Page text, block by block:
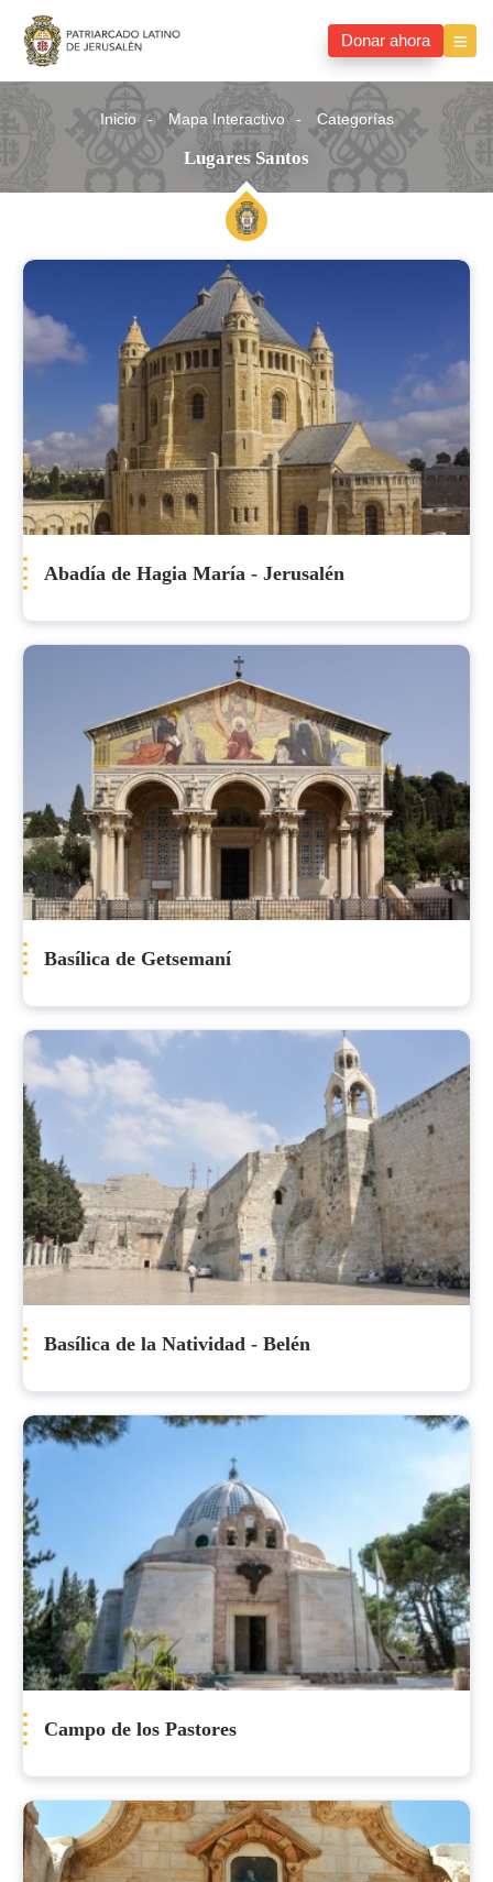
Donar ahora
Inicio Mapa Interactivo Categorías
Lugares Santos
Lugares
santos
Abadía de Hagia María - Jerusalén
Basílica de Getsemaní
Basílica de la Natividad - Belén
Campo de los Pastores